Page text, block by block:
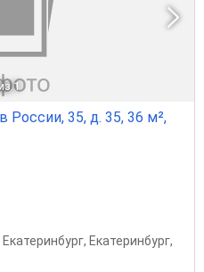
из 1
России, 35, д. 35, 36 м²,
, Екатеринбург,